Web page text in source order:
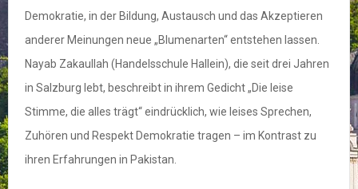
Demokratie, in der Bildung, Austausch und das Akzeptieren
anderer Meinungen neue „Blumenarten“ entstehen lassen.
Nayab Zakaullah (Handelsschule Hallein), die seit drei Jahren
in Salzburg lebt, beschreibt in ihrem Gedicht „Die leise
Stimme, die alles trägt“ eindrücklich, wie leises Sprechen,
Zuhören und Respekt Demokratie tragen – im Kontrast zu
ihren Erfahrungen in Pakistan.